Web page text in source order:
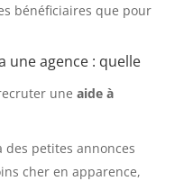
bénéficiaires que pour
une agence : quelle
une aide à
des petites annonces
cher en apparence,